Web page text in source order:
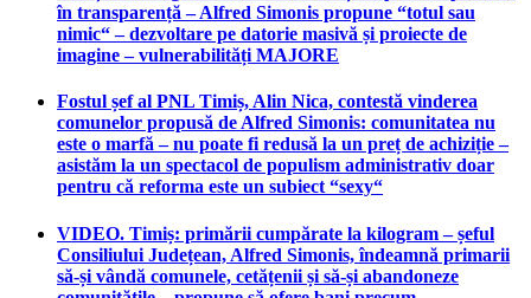
în transparență – Alfred Simonis propune “totul sau
nimic“ – dezvoltare pe datorie masivă și proiecte de
imagine – vulnerabilități MAJORE
Fostul șef al PNL Timiș, Alin Nica, contestă vinderea
comunelor propusă de Alfred Simonis: comunitatea nu
este o marfă – nu poate fi redusă la un preț de achiziție –
asistăm la un spectacol de populism administrativ doar
pentru că reforma este un subiect “sexy“
VIDEO. Timiș: primării cumpărate la kilogram – șeful
Consiliului Județean, Alfred Simonis, îndeamnă primarii
să-și vândă comunele, cetățenii și să-și abandoneze